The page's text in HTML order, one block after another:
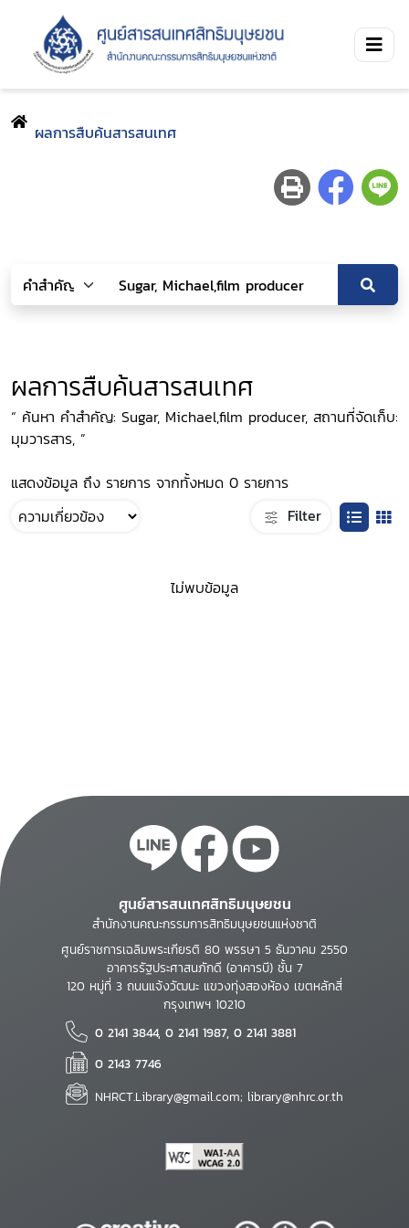
ผลการสืบค้นสารสนเทศ
ผลการสืบค้นสารสนเทศ
“ ค้นหา คำสำคัญ: Sugar, Michael,film producer, สถานที่จัดเก็บ:
มุมวารสาร, ”
แสดงข้อมูล ถึง รายการ จากทั้งหมด 0 รายการ
Filter
ไม่พบข้อมูล
ศูนย์สารสนเทศสิทธิมนุษยชน
สำนักงานคณะกรรมการสิทธิมนุษยชนแห่งชาติ
ศูนย์ราชการเฉลิมพระเกียรติ 80 พรรษา 5 ธันวาคม 2550
อาคารรัฐประศาสนภักดี (อาคารบี) ชั้น 7
120 หมู่ที่ 3 ถนนแจ้งวัฒนะ แขวงทุ่งสองห้อง เขตหลักสี่
กรุงเทพฯ 10210
0 2141 3844, 0 2141 1987, 0 2141 3881
0 2143 7746
NHRCT.Library@gmail.com; library@nhrc.or.th